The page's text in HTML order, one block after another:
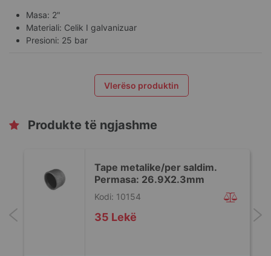
Masa: 2"
Materiali: Celik I galvanizuar
Presioni: 25 bar
Vlerëso produktin
Produkte të ngjashme
Tape metalike/per saldim.
Permasa: 26.9X2.3mm
35 Lekë
Kodi: 10154